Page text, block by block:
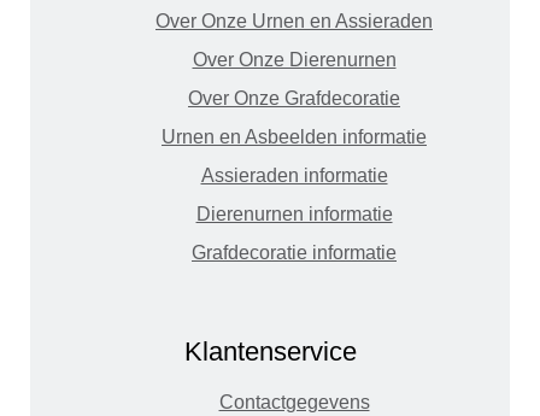
Over Onze Urnen en Assieraden
Over Onze Dierenurnen
Over Onze Grafdecoratie
Urnen en Asbeelden informatie
Assieraden informatie
Dierenurnen informatie
Grafdecoratie informatie
Klantenservice
Contactgegevens